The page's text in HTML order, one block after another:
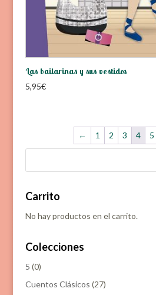
Las bailarinas y sus vestidos
5,95€
← 1 2 3 4 5
Carrito
No hay productos en el carrito.
Colecciones
5 (0)
Cuentos Clásicos (27)